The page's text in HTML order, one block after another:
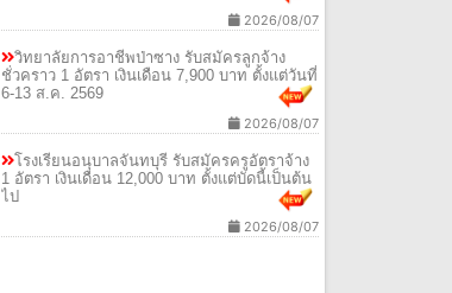
2026/08/07
วิทยาลัยการอาชีพป่าซาง รับสมัครลูกจ้าง
ชั่วคราว 1 อัตรา เงินเดือน 7,900 บาท ตั้งแต่วันที่
6-13 ส.ค. 2569
2026/08/07
โรงเรียนอนุบาลจันทบุรี รับสมัครครูอัตราจ้าง
1 อัตรา เงินเดือน 12,000 บาท ตั้งแต่บัดนี้เป็นต้น
ไป
2026/08/07